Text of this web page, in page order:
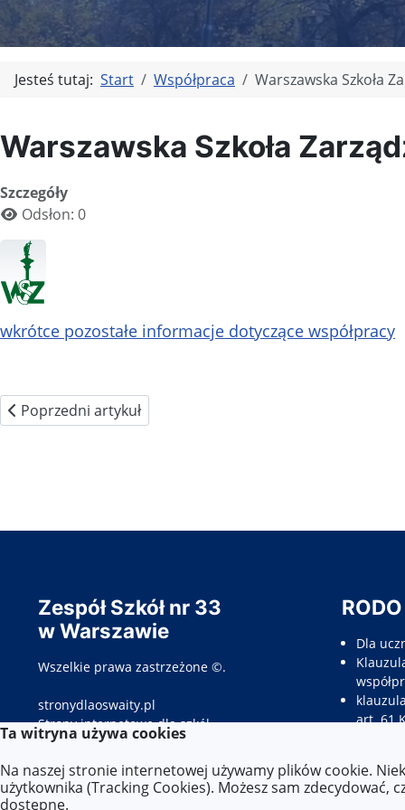
Jesteś tutaj: Start Współpraca Warszawska Szkoła
Warszawska Szkoła
Szczegóły
Odsłon: 0
wkrótce pozostałe informacje dotyczące współpracy
Poprzedni artykuł: Podziękowania i dyplomy
Poprzedni artykuł
Zespół Szkół nr 33
w Warszawie
Wszelkie prawa zastrzeżone ©.
stronydlaoswaity.pl
Strony internetowe dla szkółotwiera się w nowym oknie
RODO
Dla
art. 61
Ta witryna używa cookies
Na naszej stronie internetowej używamy plików cookie.
użytkownika (Tracking Cookies). Możesz sam
dostępne.